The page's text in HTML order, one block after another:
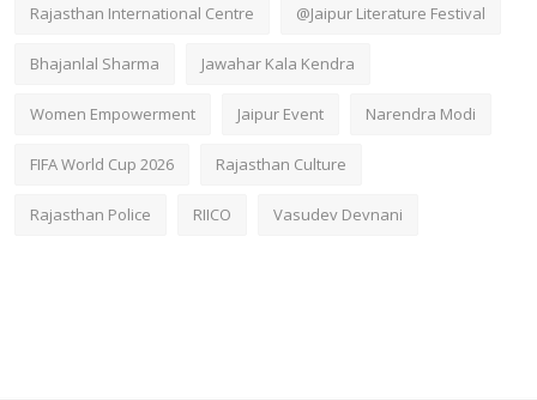
Rajasthan International Centre @Jaipur Literature Festival
Bhajanlal Sharma Jawahar Kala Kendra
Women Empowerment Jaipur Event Narendra Modi
FIFA World Cup 2026 Rajasthan Culture
Rajasthan Police RIICO Vasudev Devnani